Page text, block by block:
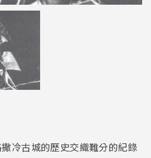
冷古城的歷史交織難分的紀錄